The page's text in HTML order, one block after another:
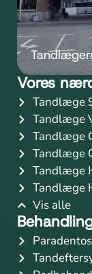
Vores
Tandlæge
Tandlæge
Tandlæge
Tandlæge
Tandlæge
Tandlæge
Vis alle